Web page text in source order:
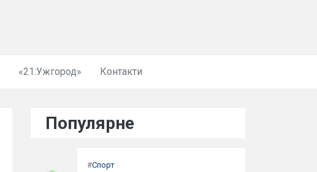
«21:Ужгород» Контакти
Популярне
#Спорт